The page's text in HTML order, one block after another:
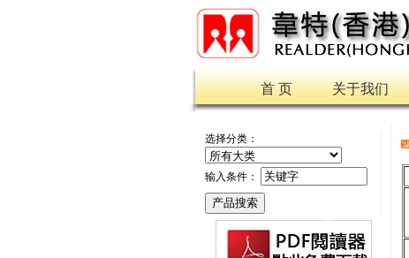
首 页 关于我们
选择分类：
输入条件：